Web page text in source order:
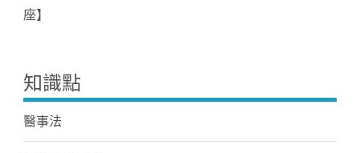
座】
知識點
醫事法